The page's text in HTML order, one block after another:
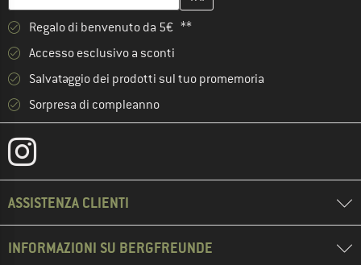
Regalo di benvenuto da 5€ **
Accesso esclusivo a sconti
Salvataggio dei prodotti sul tuo promemoria
Sorpresa di compleanno
ASSISTENZA CLIENTI
INFORMAZIONI SU BERGFREUNDE